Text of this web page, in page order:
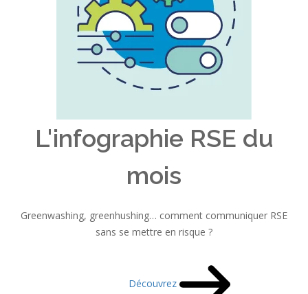
L'infographie RSE du
mois
Greenwashing, greenhushing… comment communiquer RSE
sans se mettre en risque ?
Découvrez